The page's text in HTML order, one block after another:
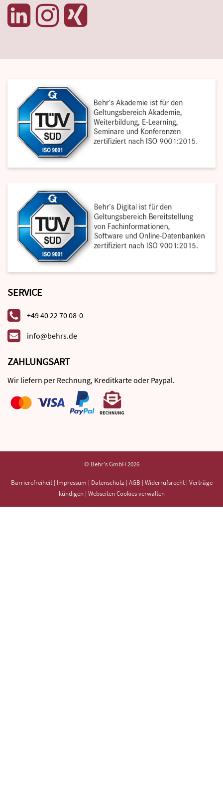
SERVICE
+49 40 22 70 08-0
info@behrs.de
ZAHLUNGSART
Wir liefern per Rechnung, Kreditkarte oder Paypal.
© Behr's GmbH 2026
Barrierefreiheit | Impressum | Datenschutz | AGB | Widerrufsrecht | Verträge
kündigen | Webseiten Cookies verwalten